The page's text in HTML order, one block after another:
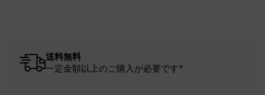
送料無料
一定金額以上のご購入が必要です*